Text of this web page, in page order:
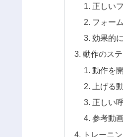
正しい
フォー
効果的
動作のス
動作を
上げる
正しい
参考動
トレーニ